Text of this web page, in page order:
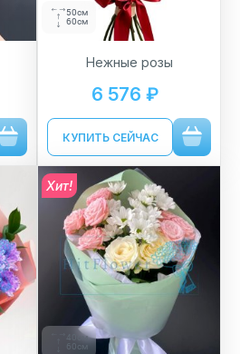
50см
60см
Нежные розы
6 576 ₽
КУПИТЬ СЕЙЧАС
Хит!
40см
60см